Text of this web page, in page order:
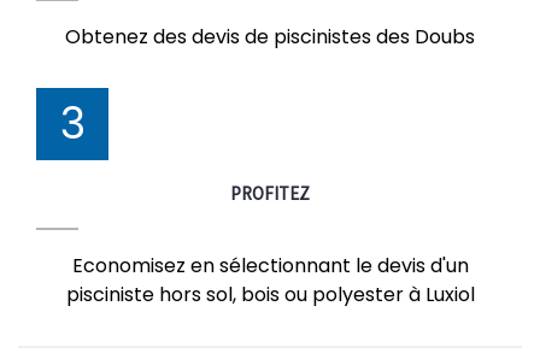
Obtenez des devis de piscinistes des Doubs
3
PROFITEZ
Economisez en sélectionnant le devis d'un
pisciniste hors sol, bois ou polyester à Luxiol